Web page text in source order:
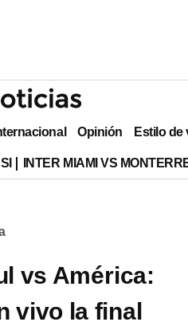
Opinión Estilo de
INTER MIAMI VS
vs América:
vivo la final